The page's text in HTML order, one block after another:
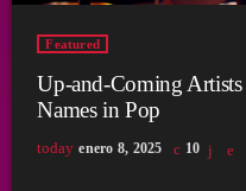
Featured
Up-and-Coming
Names in Pop
today enero 8, 2025 10